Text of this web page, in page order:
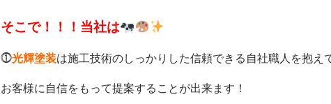
そこで！！！当社は
⓵光輝塗装は施工技術のしっかりした信頼できる自社職人を抱え
お客様に自信をもって提案することが出来ます！